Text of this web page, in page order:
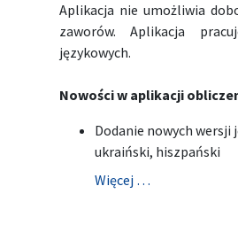
Aplikacja nie umożliwia
zaworów. Aplikacja
językowych.
Nowości w aplikacji
Dodanie nowych wersji
ukraiński, hiszpański
Więcej …